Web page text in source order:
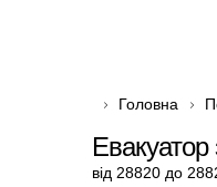
Головна
від 28820 до